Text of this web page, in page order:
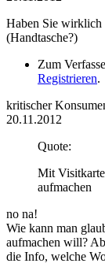
Haben Sie wirklich
(Handtasche?)
Zum
Registrieren.
kritischer
20.11.2012
Quote:
Mit
aufmachen
no na!
Wie kann man
aufmachen will?
die Info, welche